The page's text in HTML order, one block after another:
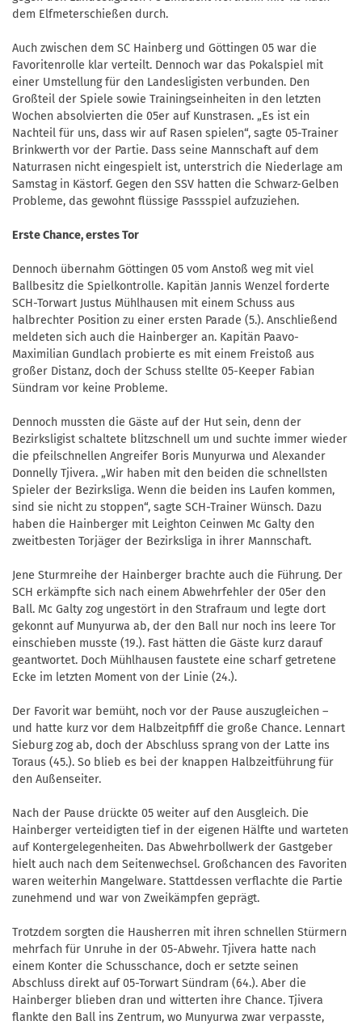
dem Elfmeterschießen durch.
Auch zwischen dem SC Hainberg und Göttingen 05 war die
Favoritenrolle klar verteilt. Dennoch war das Pokalspiel mit
einer Umstellung für den Landesligisten verbunden. Den
Großteil der Spiele sowie Trainingseinheiten in den letzten
Wochen absolvierten die 05er auf Kunstrasen. „Es ist ein
Nachteil für uns, dass wir auf Rasen spielen“, sagte 05-Trainer
Brinkwerth vor der Partie. Dass seine Mannschaft auf dem
Naturrasen nicht eingespielt ist, unterstrich die Niederlage am
Samstag in Kästorf. Gegen den SSV hatten die Schwarz-Gelben
Probleme, das gewohnt flüssige Passspiel aufzuziehen.
Erste Chance, erstes Tor
Dennoch übernahm Göttingen 05 vom Anstoß weg mit viel
Ballbesitz die Spielkontrolle. Kapitän Jannis Wenzel forderte
SCH-Torwart Justus Mühlhausen mit einem Schuss aus
halbrechter Position zu einer ersten Parade (5.). Anschließend
meldeten sich auch die Hainberger an. Kapitän Paavo-
Maximilian Gundlach probierte es mit einem Freistoß aus
großer Distanz, doch der Schuss stellte 05-Keeper Fabian
Sündram vor keine Probleme.
Dennoch mussten die Gäste auf der Hut sein, denn der
Bezirksligist schaltete blitzschnell um und suchte immer wieder
die pfeilschnellen Angreifer Boris Munyurwa und Alexander
Donnelly Tjivera. „Wir haben mit den beiden die schnellsten
Spieler der Bezirksliga. Wenn die beiden ins Laufen kommen,
sind sie nicht zu stoppen“, sagte SCH-Trainer Wünsch. Dazu
haben die Hainberger mit Leighton Ceinwen Mc Galty den
zweitbesten Torjäger der Bezirksliga in ihrer Mannschaft.
Jene Sturmreihe der Hainberger brachte auch die Führung. Der
SCH erkämpfte sich nach einem Abwehrfehler der 05er den
Ball. Mc Galty zog ungestört in den Strafraum und legte dort
gekonnt auf Munyurwa ab, der den Ball nur noch ins leere Tor
einschieben musste (19.). Fast hätten die Gäste kurz darauf
geantwortet. Doch Mühlhausen faustete eine scharf getretene
Ecke im letzten Moment von der Linie (24.).
Der Favorit war bemüht, noch vor der Pause auszugleichen –
und hatte kurz vor dem Halbzeitpfiff die große Chance. Lennart
Sieburg zog ab, doch der Abschluss sprang von der Latte ins
Toraus (45.). So blieb es bei der knappen Halbzeitführung für
den Außenseiter.
Nach der Pause drückte 05 weiter auf den Ausgleich. Die
Hainberger verteidigten tief in der eigenen Hälfte und warteten
auf Kontergelegenheiten. Das Abwehrbollwerk der Gastgeber
hielt auch nach dem Seitenwechsel. Großchancen des Favoriten
waren weiterhin Mangelware. Stattdessen verflachte die Partie
zunehmend und war von Zweikämpfen geprägt.
Trotzdem sorgten die Hausherren mit ihren schnellen Stürmern
mehrfach für Unruhe in der 05-Abwehr. Tjivera hatte nach
einem Konter die Schusschance, doch er setzte seinen
Abschluss direkt auf 05-Torwart Sündram (64.). Aber die
Hainberger blieben dran und witterten ihre Chance. Tjivera
flankte den Ball ins Zentrum, wo Munyurwa zwar verpasste,